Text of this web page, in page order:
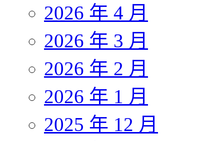
2026 年 4 月
2026 年 3 月
2026 年 2 月
2026 年 1 月
2025 年 12 月